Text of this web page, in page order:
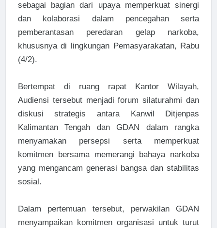
sebagai bagian dari upaya memperkuat sinergi
dan kolaborasi dalam pencegahan serta
pemberantasan peredaran gelap narkoba,
khususnya di lingkungan Pemasyarakatan, Rabu
(4/2).
Bertempat di ruang rapat Kantor Wilayah,
Audiensi tersebut menjadi forum silaturahmi dan
diskusi strategis antara Kanwil Ditjenpas
Kalimantan Tengah dan GDAN dalam rangka
menyamakan persepsi serta memperkuat
komitmen bersama memerangi bahaya narkoba
yang mengancam generasi bangsa dan stabilitas
sosial.
Dalam pertemuan tersebut, perwakilan GDAN
menyampaikan komitmen organisasi untuk turut